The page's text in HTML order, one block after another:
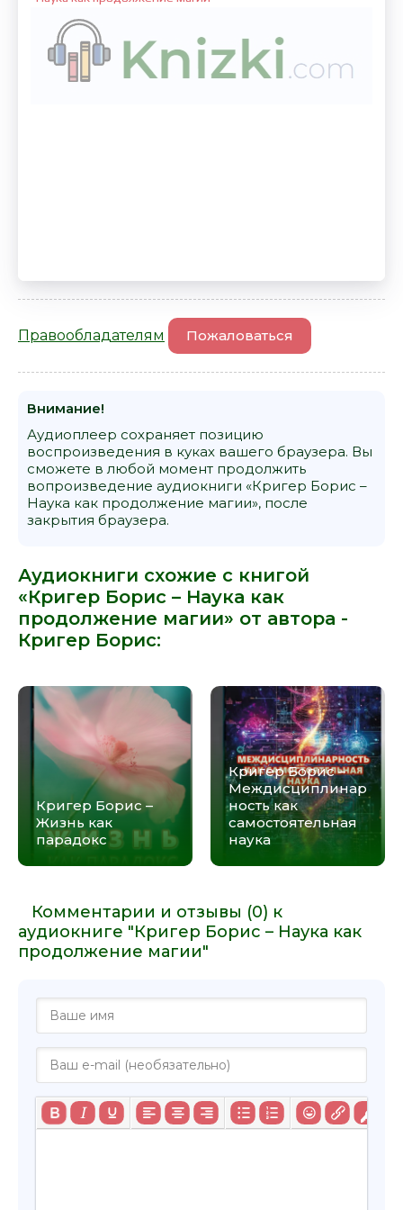
Правообладателям Пожаловаться
Внимание!
Аудиоплеер сохраняет позицию
воспроизведения в куках вашего браузера. Вы
сможете в любой момент продолжить
вопроизведение аудиокниги «Кригер Борис –
Наука как продолжение магии», после
закрытия браузера.
Аудиокниги схожие с книгой
«Кригер Борис – Наука как
продолжение магии» от автора -
Кригер Борис:
Кригер Борис –
Жизнь как
парадокс
Кригер Борис –
Междисциплинар
ность как
самостоятельная
наука
Комментарии и отзывы (0) к
аудиокниге "Кригер Борис – Наука как
продолжение магии"